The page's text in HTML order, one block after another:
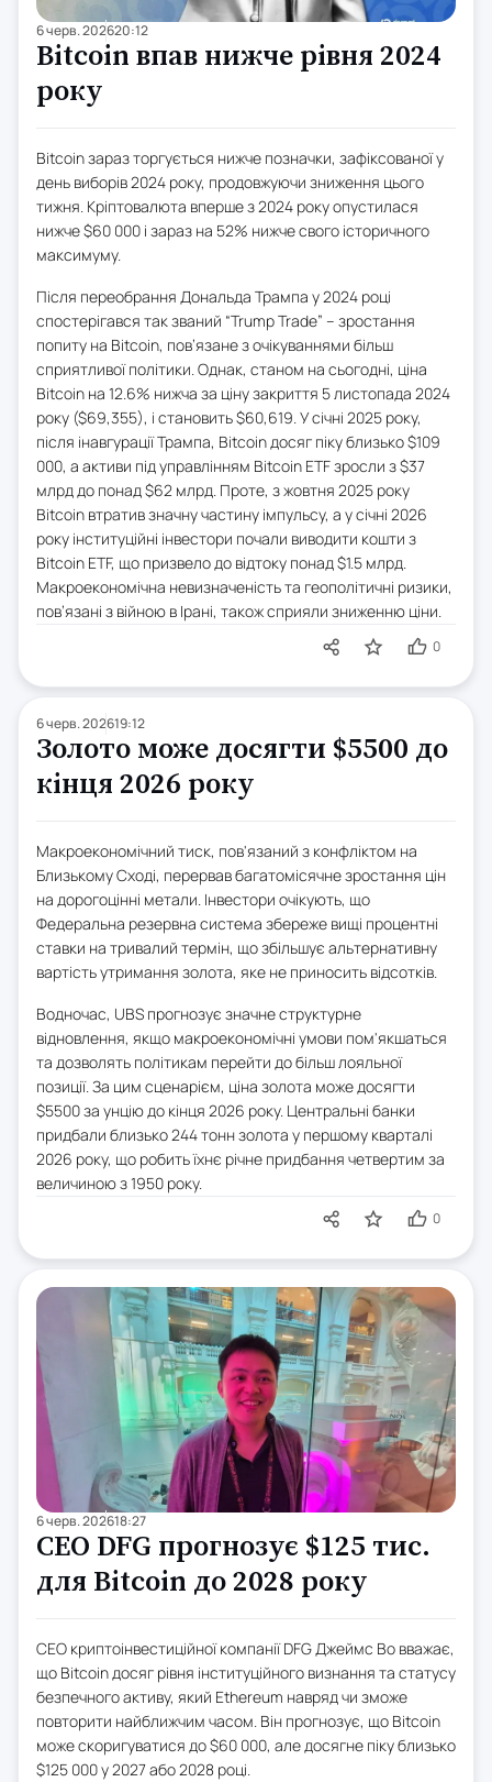
6 черв. 202620:12
Bitcoin впав нижче рівня 2024
року
Bitcoin зараз торгується нижче позначки, зафіксованої у
день виборів 2024 року, продовжуючи зниження цього
тижня. Кріптовалюта вперше з 2024 року опустилася
нижче $60 000 і зараз на 52% нижче свого історичного
максимуму.
Після переобрання Дональда Трампа у 2024 році
спостерігався так званий “Trump Trade” – зростання
попиту на Bitcoin, пов’язане з очікуваннями більш
сприятливої політики. Однак, станом на сьогодні, ціна
Bitcoin на 12.6% нижча за ціну закриття 5 листопада 2024
року ($69,355), і становить $60,619. У січні 2025 року,
після інавгурації Трампа, Bitcoin досяг піку близько $109
000, а активи під управлінням Bitcoin ETF зросли з $37
млрд до понад $62 млрд. Проте, з жовтня 2025 року
Bitcoin втратив значну частину імпульсу, а у січні 2026
року інституційні інвестори почали виводити кошти з
Bitcoin ETF, що призвело до відтоку понад $1.5 млрд.
Макроекономічна невизначеність та геополітичні ризики,
пов’язані з війною в Ірані, також сприяли зниженню ціни.
0
6 черв. 202619:12
Золото може досягти $5500 до
кінця 2026 року
Макроекономічний тиск, пов'язаний з конфліктом на
Близькому Сході, перервав багатомісячне зростання цін
на дорогоцінні метали. Інвестори очікують, що
Федеральна резервна система збереже вищі процентні
ставки на тривалий термін, що збільшує альтернативну
вартість утримання золота, яке не приносить відсотків.
Водночас, UBS прогнозує значне структурне
відновлення, якщо макроекономічні умови пом'якшаться
та дозволять політикам перейти до більш лояльної
позиції. За цим сценарієм, ціна золота може досягти
$5500 за унцію до кінця 2026 року. Центральні банки
придбали близько 244 тонн золота у першому кварталі
2026 року, що робить їхнє річне придбання четвертим за
величиною з 1950 року.
0
6 черв. 202618:27
CEO DFG прогнозує $125 тис.
для Bitcoin до 2028 року
CEO криптоінвестиційної компанії DFG Джеймс Во вважає,
що Bitcoin досяг рівня інституційного визнання та статусу
безпечного активу, який Ethereum навряд чи зможе
повторити найближчим часом. Він прогнозує, що Bitcoin
може скоригуватися до $60 000, але досягне піку близько
$125 000 у 2027 або 2028 році.